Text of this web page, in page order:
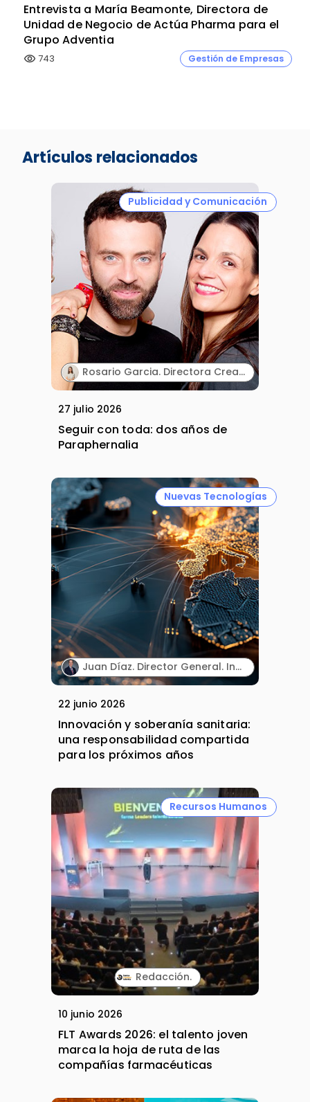
Entrevista a María Beamonte, Directora de
Unidad de Negocio de Actúa Pharma para el
Grupo Adventia
visibility 743 Gestión de Empresas
Artículos relacionados
Publicidad y Comunicación
Rosario Garcia. Directora Creativa & Cofounder. Paraphernalia.
27 julio 2026
Seguir con toda: dos años de
Paraphernalia
Nuevas Tecnologías
Juan Díaz. Director General. Incyte España.
22 junio 2026
Innovación y soberanía sanitaria:
una responsabilidad compartida
para los próximos años
Recursos Humanos
Redacción.
10 junio 2026
FLT Awards 2026: el talento joven
marca la hoja de ruta de las
compañías farmacéuticas